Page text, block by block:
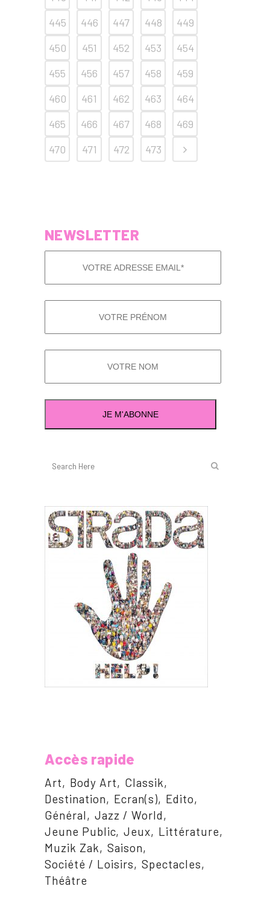
445
446 447 448
449
450
451 452 453
454
455
456 457 458
459
460
461 462 463
464
465
466 467 468
469
470
471 472 473
NEWSLETTER
Accès rapide
Art Body Art
Classik
Destination
Ecran(s)
Edito
Général
Jazz / World
Jeune Public Jeux
Littérature
Muzik Zak
Saison
Société / Loisirs
Spectacles
Théâtre